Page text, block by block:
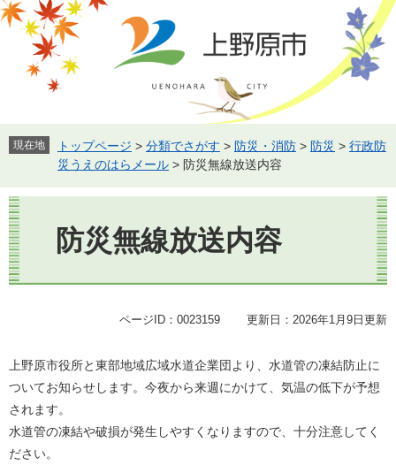
ペ
ー
す。
メ
ニ
し
て
文
へ
現在地 トップページ > 分類でさがす > 防災・消防 > 防災 > 行政防
災うえのはらメール > 防災無線放送内容
本
文
防災無線放送内容
ページID：0023159 更新日：2026年1月9日更新
上野原市役所と東部地域広域水道企業団より、水道管の凍結防止に
ついてお知らせします。今夜から来週にかけて、気温の低下が予想
されます。
水道管の凍結や破損が発生しやすくなりますので、十分注意してく
ださい。